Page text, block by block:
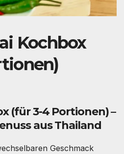
Kochbox
(für 3-4 Portionen) –
aus Thailand
Geschmack